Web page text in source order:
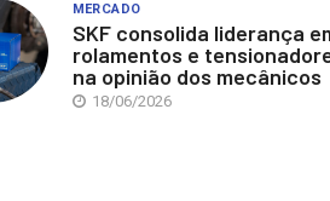
MERCADO
SKF consolida liderança
rolamentos e
na opinião dos mecânicos
18/06/2026